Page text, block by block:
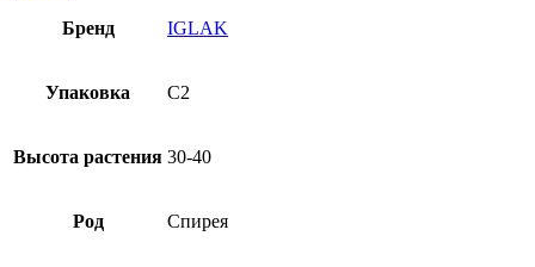
Бренд IGLAK
Упаковка C2
Высота растения 30-40
Род Спирея